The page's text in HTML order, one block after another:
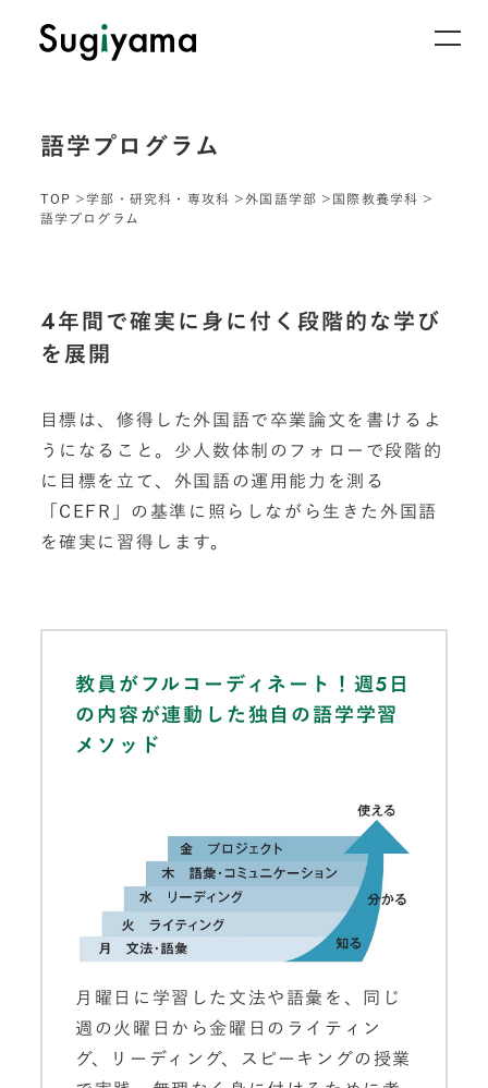
語学プログラム
TOP 学部・研究科・専攻科 外国語学部
国際教養学科
語学プログラム
4年間で確実に身に付く段階的な学び
を展開
目標は、修得した外国語で卒業論文を書けるよ
うになること。少人数体制のフォローで段階的
に目標を立て、外国語の運用能力を測る
「CEFR」の基準に照らしながら生きた外国語
を確実に習得します。
教員がフルコーディネート！週5日
の内容が連動した独自の語学学習
メソッド
月曜日に学習した文法や語彙を、同じ
週の火曜日から金曜日のライティン
グ、リーディング、スピーキングの授業